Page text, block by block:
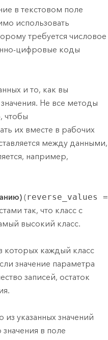
в текстовом поле
использовать
требуется числовое
цифровые коды
и то, как вы
Не все методы
чтобы
их вместе в рабочих
между данными,
например,
(reverse_values =
так, что класс с
высокий класс.
которых каждый класс
значение параметра
записей, остаток
указанных значений
в поле